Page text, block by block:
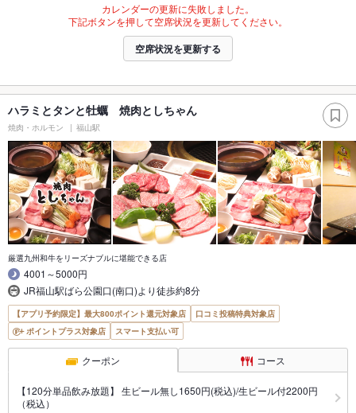
カレンダーの更新に失敗しました。
下記ボタンを押して空席状況を更新してください。
空席状況を更新する
ハラミとタンと牡蠣 焼肉としちゃん
焼肉・ホルモン 福山駅
厳選九州和牛をリーズナブルに堪能できる店
4001～5000円
JR福山駅ばら公園口(南口)より徒歩約8分
【アプリ予約限定】最大800ポイント還元対象店
口コミ投稿特典対象店
ポイントプラス対象店
スマート支払い可
クーポン コース
【120分単品飲み放題】 生ビール無し1650円(税込)/生ビール付2200円
（税込）